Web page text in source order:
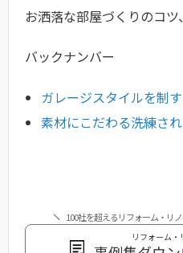
お洒落な部屋づくりのコツ
バックナンバー
ガレージスタイルを制
素材にこだわる洗練さ
100社を超えるリフォーム・リ
リフォーム・